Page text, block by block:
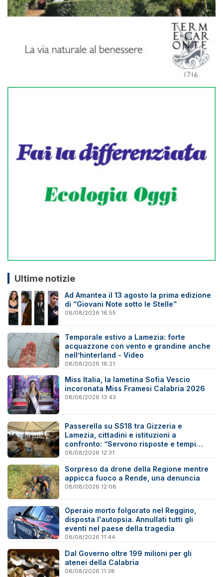
Ultime notizie
Ad Amantea il 13 agosto la prima edizione
di “Giovani Note sotto le Stelle”
08/08/2026 16:55
Temporale estivo a Lamezia: forte
acquazzone con vento e grandine anche
nell’hinterland - Video
08/08/2026 16:21
Miss Italia, la lametina Sofia Vescio
incoronata Miss Framesi Calabria 2026
08/08/2026 13:43
Passerella su SS18 tra Gizzeria e
Lamezia, cittadini e istituzioni a
confronto: “Servono risposte e tempi
certi”
08/08/2026 12:31
Sorpreso da drone della Regione mentre
appicca fuoco a Rende, una denuncia
08/08/2026 12:08
Operaio morto folgorato nel Reggino,
disposta l'autopsia. Annullati tutti gli
eventi nel paese della tragedia
08/08/2026 11:44
Dal Governo oltre 199 milioni per gli
atenei della Calabria
08/08/2026 11:38